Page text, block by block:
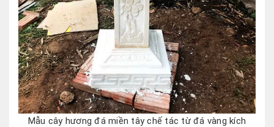
Mẫu cây hương đá miền tây chế tác từ đá vàng kích